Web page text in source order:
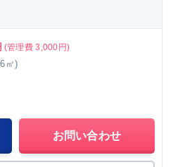
(管理費 3,000円)
㎡)
お問い合わせ